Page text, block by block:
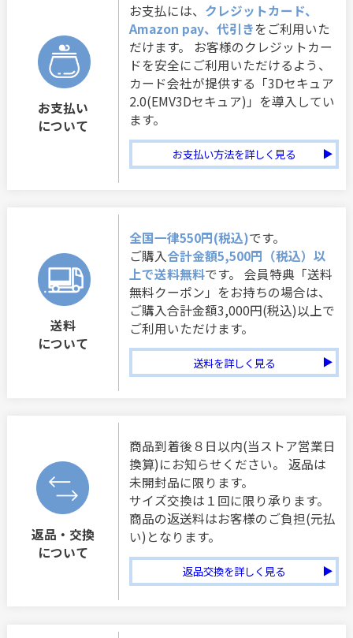
お支払い
について
お支払には、 クレジットカード、
Amazon pay、代引きをご利用いた
だけます。 お客様のクレジットカー
ドを安全にご利用いただけるよう、
カード会社が提供する「3Dセキュア
2.0(EMV3Dセキュア)」を導入してい
ます。
お支払い方法を詳しく見る
送料
について
全国一律550円(税込)です。
ご購入合計金額5,500円（税込）以
上で送料無料です。 会員特典「送料
無料クーポン」をお持ちの場合は、
ご購入合計金額3,000円(税込)以上で
ご利用いただけます。
送料を詳しく見る
返品・交換
について
商品到着後８日以内(当ストア営業日
換算)にお知らせください。 返品は
未開封品に限ります。
サイズ交換は１回に限り承ります。
商品の返送料はお客様のご負担(元払
い)となります。
返品交換を詳しく見る